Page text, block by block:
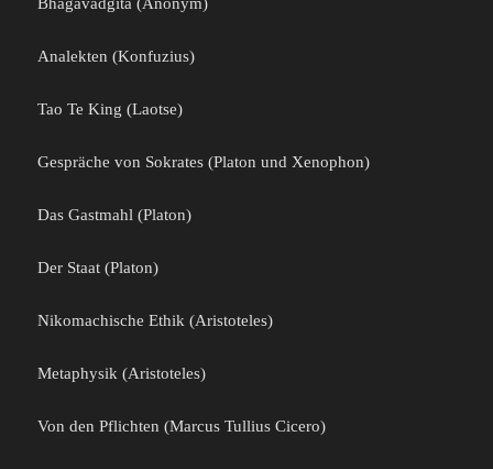
Bhagavadgita (Anonym)
Analekten (Konfuzius)
Tao Te King (Laotse)
Gespräche von Sokrates (Platon und Xenophon)
Das Gastmahl (Platon)
Der Staat (Platon)
Nikomachische Ethik (Aristoteles)
Metaphysik (Aristoteles)
Von den Pflichten (Marcus Tullius Cicero)